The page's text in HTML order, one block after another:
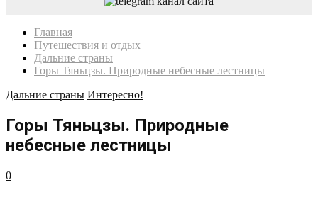
Главная
Путешествия и отдых
Дальние страны
Горы Тяньцзы. Природные небесные лестницы
Дальние страны Интересно!
Горы Тяньцзы. Природные
небесные лестницы
0